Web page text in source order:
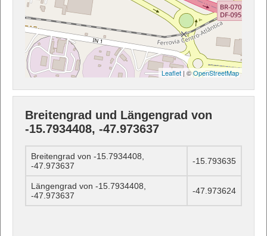
Leaflet | ©OpenStreetMap
Breitengrad und Längengrad von
-15.7934408, -47.973637
Breitengrad von -15.7934408,
-47.973637
-15.793635
Längengrad von -15.7934408,
-47.973637
-47.973624